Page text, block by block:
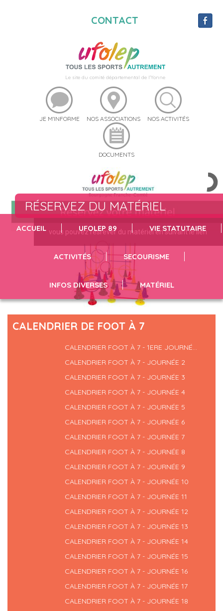
CONTACT
Le site du comité départemental de l'Yonne
JE M'INFORME NOS ASSOCIATIONS NOS ACTIVITÉS
DOCUMENTS
RÉSERVEZ DU MATÉRIEL
vous pouvez résrever du matériel en suivant le lien
UFO STREET 89
infos et inscriptions en suivant le lien
UFOSEBOUGER
séances de sport cliquez ici
ACCUEIL UFOLEP 89 VIE STATUTAIRE
ACTIVITÉS SECOURISME
INFOS DIVERSES MATÉRIEL
CALENDRIER DE FOOT À 7
CALENDRIER FOOT À 7 - 1ERE JOURNÉ...
CALENDRIER FOOT À 7 - JOURNÉE 2
CALENDRIER FOOT À 7 - JOURNÉE 3
CALENDRIER FOOT À 7 - JOURNÉE 4
CALENDRIER FOOT À 7 - JOURNÉE 5
CALENDRIER FOOT À 7 - JOURNÉE 6
CALENDRIER FOOT À 7 - JOURNÉE 7
CALENDRIER FOOT À 7 - JOURNÉE 8
CALENDRIER FOOT À 7 - JOURNÉE 9
CALENDRIER FOOT À 7 - JOURNÉE 10
CALENDRIER FOOT À 7 - JOURNÉE 11
CALENDRIER FOOT À 7 - JOURNÉE 12
CALENDRIER FOOT À 7 - JOURNÉE 13
CALENDRIER FOOT À 7 - JOURNÉE 14
CALENDRIER FOOT À 7 - JOURNÉE 15
CALENDRIER FOOT À 7 - JOURNÉE 16
CALENDRIER FOOT À 7 - JOURNÉE 17
CALENDRIER FOOT À 7 - JOURNÉE 18